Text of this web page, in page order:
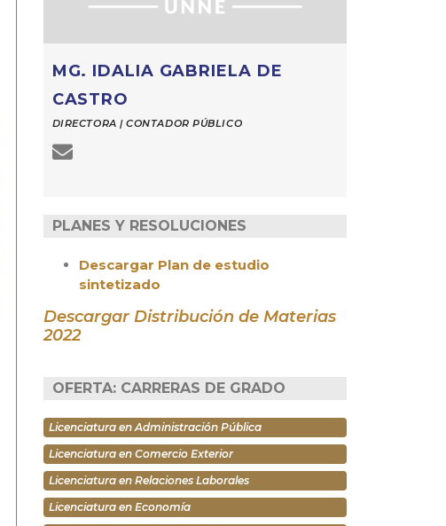
MG. IDALIA GABRIELA DE
CASTRO
DIRECTORA | CONTADOR PÚBLICO
PLANES Y RESOLUCIONES
Descargar Plan de estudio
sintetizado
Descargar Distribución de Materias
2022
OFERTA: CARRERAS DE GRADO
Licenciatura en Administración Pública
Licenciatura en Comercio Exterior
Licenciatura en Relaciones Laborales
Licenciatura en Economía